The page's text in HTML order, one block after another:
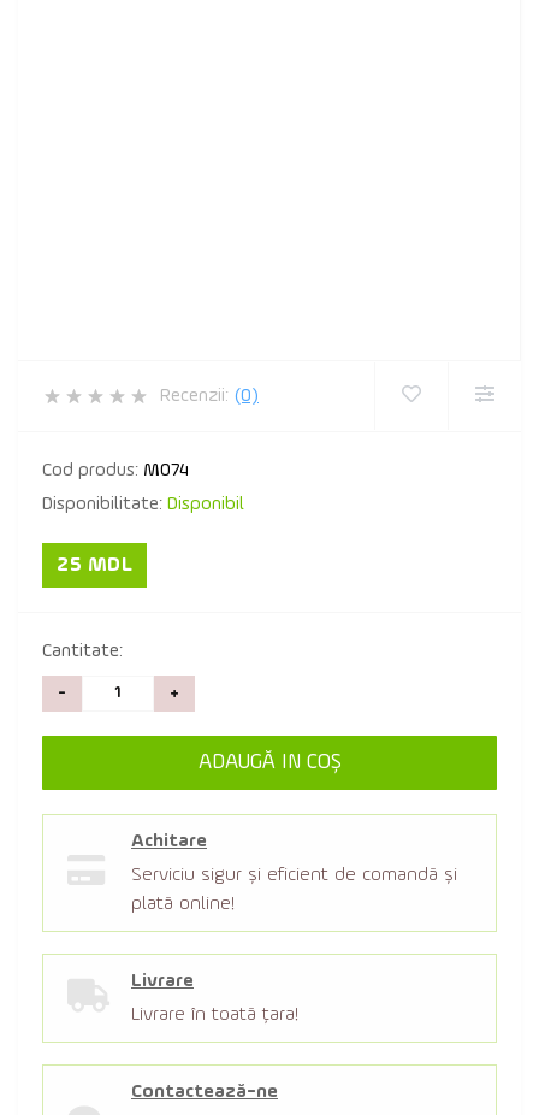
Recenzii: (0)
Cod produs: M074
Disponibilitate: Disponibil
25 MDL
Cantitate:
- +
ADAUGĂ IN COŞ
Achitare
Serviciu sigur şi eficient de comandă şi
plată online!
Livrare
Livrare în toată țara!
Contactează-ne